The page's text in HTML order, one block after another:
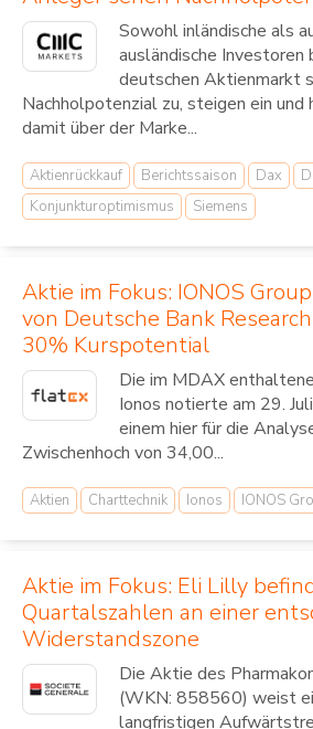
Sowohl inländische als
ausländische Investoren
deutschen Aktienmarkt
Nachholpotenzial zu, steigen ein
damit über der Marke...
Aktienrückkauf Berichtssaison Dax
Konjunkturoptimismus
Siemens
Aktie im Fokus: IONOS
von Deutsche Bank
30% Kurspotential
Die im MDAX
Ionos notierte am 29.
einem hier für die
Zwischenhoch von 34,00...
Aktien Charttechnik Ionos IONOS
Aktie im Fokus: Eli Lilly
Quartalszahlen an einer
Widerstandszone
Die Aktie des
(WKN: 858560) weist
langfristigen